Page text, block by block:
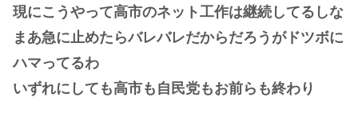
現にこうやって高市のネット工作は継続してるしな
まあ急に止めたらバレバレだからだろうがドツボに
ハマってるわ
いずれにしても高市も自民党もお前らも終わり